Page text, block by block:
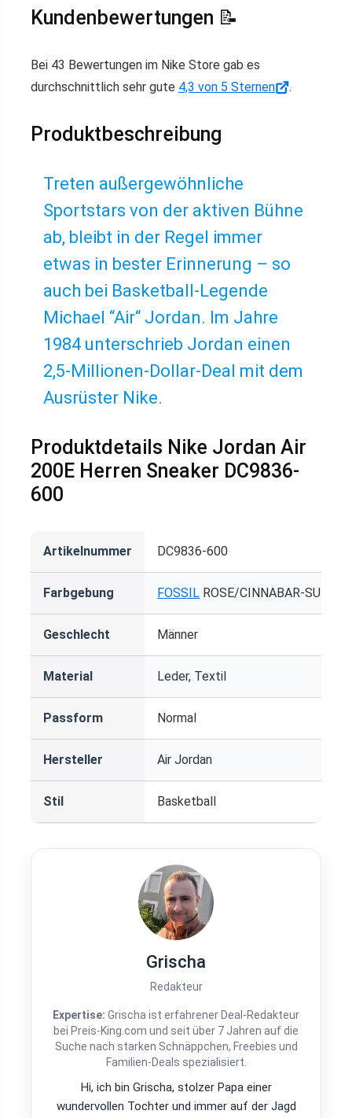
Kundenbewertungen 📝
Bei 43 Bewertungen im Nike Store gab es
durchschnittlich sehr gute 4,3 von 5 Sternen .
Produktbeschreibung
Treten außergewöhnliche
Sportstars von der aktiven Bühne
ab, bleibt in der Regel immer
etwas in bester Erinnerung – so
auch bei Basketball-Legende
Michael “Air“ Jordan. Im Jahre
1984 unterschrieb Jordan einen
2,5-Millionen-Dollar-Deal mit dem
Ausrüster Nike.
Produktdetails Nike Jordan Air
200E Herren Sneaker DC9836-
600
Artikelnummer DC9836-600
Farbgebung FOSSIL ROSE/CINNABAR-
Geschlecht Männer
Material Leder, Textil
Passform Normal
Hersteller Air Jordan
Stil Basketball
Grischa
Redakteur
Expertise: Grischa ist erfahrener Deal-Redakteur
bei Preis-King.com und seit über 7 Jahren auf die
Suche nach starken Schnäppchen, Freebies und
Familien-Deals spezialisiert.
Hi, ich bin Grischa, stolzer Papa einer
wundervollen Tochter und immer auf der Jagd